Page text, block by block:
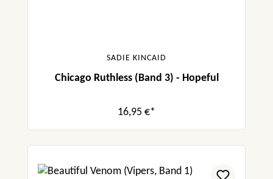
SADIE KINCAID
Chicago Ruthless (Band 3) - Hopeful
16,95 €*